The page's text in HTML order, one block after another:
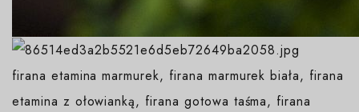
firana etamina marmurek, firana marmurek biała, firana
etamina z ołowianką, firana gotowa taśma, firana